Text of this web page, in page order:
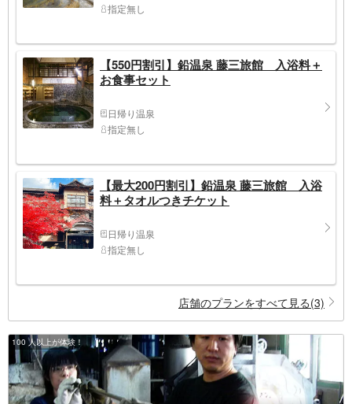
指定無し
【550円割引】鉛温泉 藤三旅館 入浴料＋
お食事セット
日帰り温泉
指定無し
【最大200円割引】鉛温泉 藤三旅館 入浴
料＋タオルつきチケット
日帰り温泉
指定無し
店舗のプランをすべて見る(3)
100 人以上が体験！